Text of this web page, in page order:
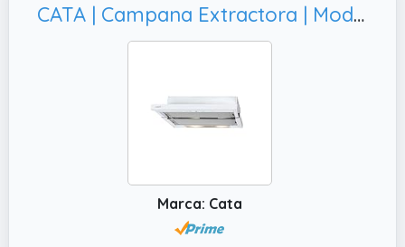
CATA | Campana Extractora | Modelo TF 5260 WH | 3 Velocidades de Extracción | Campana Extractora Silenciosa | Color Blanco | [Clase de eficiencia energética D]
Marca: Cata